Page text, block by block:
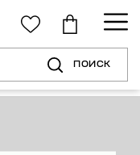
ПОИСК
защиты